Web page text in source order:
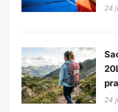
24
24